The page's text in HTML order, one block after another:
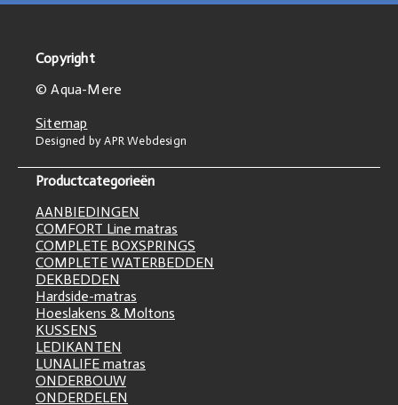
Copyright
© Aqua-Mere
Sitemap
Designed by APR Webdesign
Productcategorieën
AANBIEDINGEN
COMFORT Line matras
COMPLETE BOXSPRINGS
COMPLETE WATERBEDDEN
DEKBEDDEN
Hardside-matras
Hoeslakens & Moltons
KUSSENS
LEDIKANTEN
LUNALIFE matras
ONDERBOUW
ONDERDELEN